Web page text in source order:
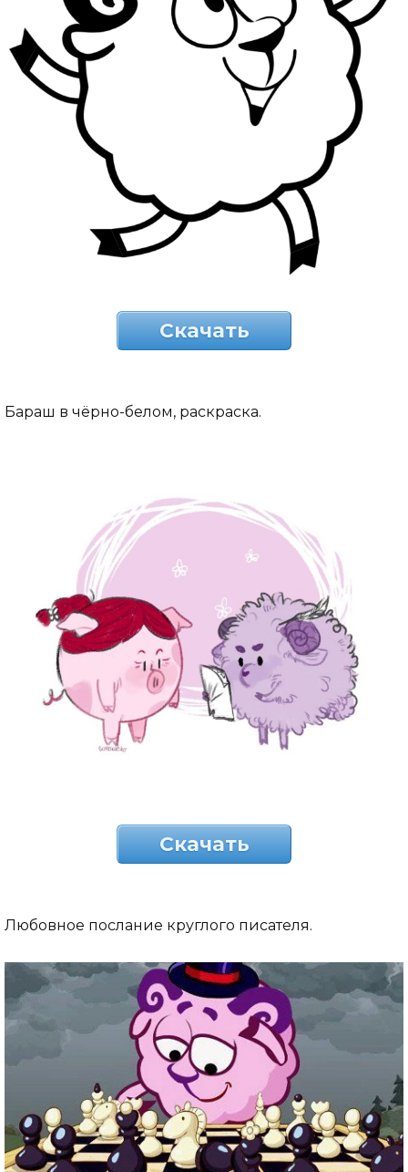
Скачать
Бараш в чёрно-белом, раскраска.
Скачать
Любовное послание круглого писателя.